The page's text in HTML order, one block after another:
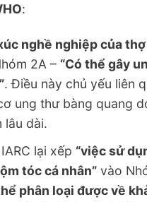
:
nghề nghiệp của
2A – “Có thể gây
. Điều này chủ yếu liên
ung thư bàng quang
lâu dài.
lại xếp “việc sử
tóc cá nhân” vào
phân loại được về